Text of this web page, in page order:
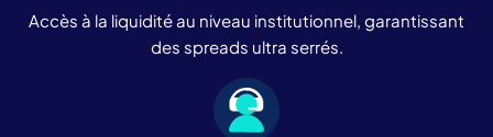
Accès à la liquidité au niveau institutionnel, garantissant
des spreads ultra serrés.